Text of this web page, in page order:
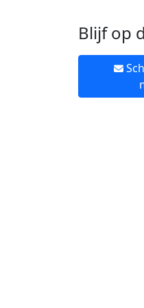
Blijf op